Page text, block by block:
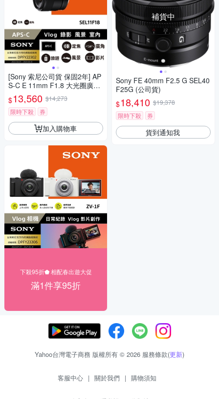
[Sony 索尼公司貨 保固2年] AP
S-C E 11mm F1.8 大光圈廣角
定焦鏡 SEL11F18
$13,560 $14,273
限時下殺
券
加入購物車
下殺95折⬟ 相配春出遊大促
滿1件享95折
補貨中
Sony FE 40mm F2.5 G SEL40
F25G (公司貨)
$18,410 $19,378
限時下殺
券
貨到通知我
Yahoo台灣電子商務 版權所有 © 2026 服務條款(更新)
客服中心 | 關於我們 | 購物須知